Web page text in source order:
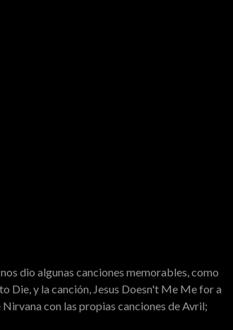
dio algunas canciones memorables, como
Die, y la canción, Jesus Doesn't Me Me for a
con las propias canciones de Avril;